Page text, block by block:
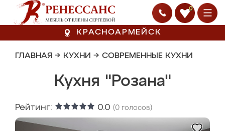
0
КРАСНОАРМЕЙСК
ГЛАВНАЯ → КУХНИ → СОВРЕМЕННЫЕ КУХНИ
Кухня "Розана"
Рейтинг: 0.0 (0 голосов)